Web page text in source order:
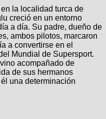
la localidad turca de
creció en un entorno
a día. Su padre, dueño de
ambos pilotos, marcaron
a convertirse en el
Mundial de Supersport.
acompañado de
de sus hermanos
una determinación